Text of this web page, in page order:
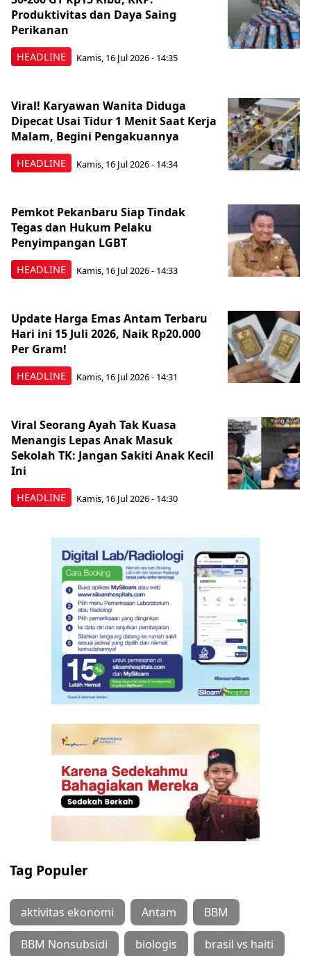
HEADLINE
Produktivitas dan Daya Saing
Perikanan
Kamis, 16 Jul 2026 - 14:35
HEADLINE
Viral! Karyawan Wanita Diduga
Dipecat Usai Tidur 1 Menit Saat Kerja
Malam, Begini Pengakuannya
Kamis, 16 Jul 2026 - 14:34
HEADLINE
Pemkot Pekanbaru Siap Tindak
Tegas dan Hukum Pelaku
Penyimpangan LGBT
Kamis, 16 Jul 2026 - 14:33
HEADLINE
Update Harga Emas Antam Terbaru
Hari ini 15 Juli 2026, Naik Rp20.000
Per Gram!
Kamis, 16 Jul 2026 - 14:31
HEADLINE
Viral Seorang Ayah Tak Kuasa
Menangis Lepas Anak Masuk
Sekolah TK: Jangan Sakiti Anak Kecil
Ini
Kamis, 16 Jul 2026 - 14:30
Tag Populer
aktivitas ekonomi Antam BBM
BBM Nonsubsidi biologis brasil vs haiti